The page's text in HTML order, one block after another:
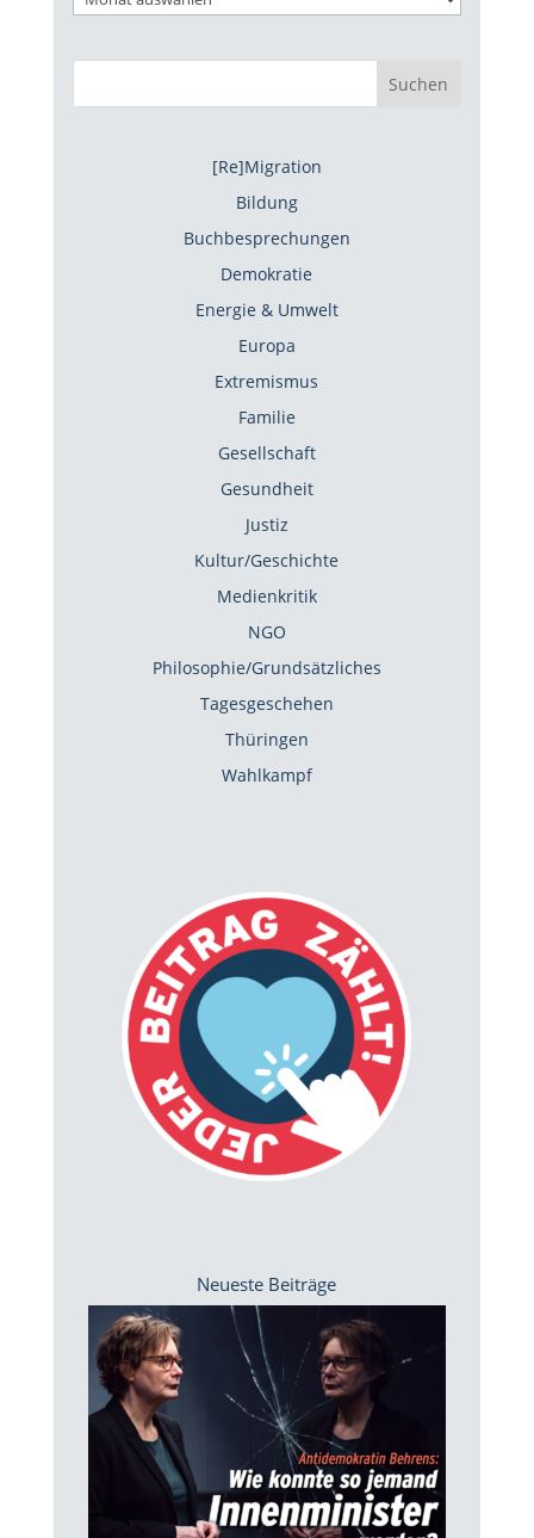
Suchen
[Re]Migration
Bildung
Buchbesprechungen
Demokratie
Energie & Umwelt
Europa
Extremismus
Familie
Gesellschaft
Gesundheit
Justiz
Kultur/Geschichte
Medienkritik
NGO
Philosophie/Grundsätzliches
Tagesgeschehen
Thüringen
Wahlkampf
Neueste Beiträge